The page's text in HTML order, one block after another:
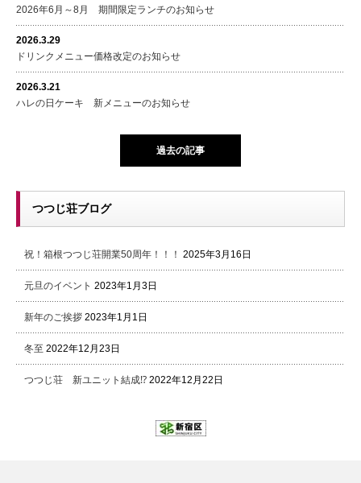
2026年6月～8月 期間限定ランチのお知らせ
2026.3.29
ドリンクメニュー価格改定のお知らせ
2026.3.21
ハレの日ケーキ 新メニューのお知らせ
過去の記事
つつじ荘ブログ
祝！箱根つつじ荘開業50周年！！！ 2025年3月16日
元旦のイベント 2023年1月3日
新年のご挨拶 2023年1月1日
冬至 2022年12月23日
つつじ荘 新ユニット結成⁉ 2022年12月22日